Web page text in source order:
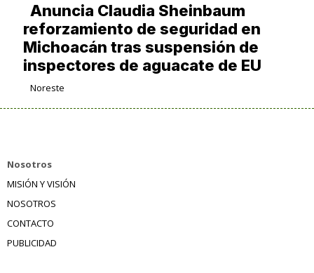
Anuncia Claudia Sheinbaum
reforzamiento de seguridad en
Michoacán tras suspensión de
inspectores de aguacate de EU
Noreste
Nosotros
MISIÓN Y VISIÓN
NOSOTROS
CONTACTO
PUBLICIDAD